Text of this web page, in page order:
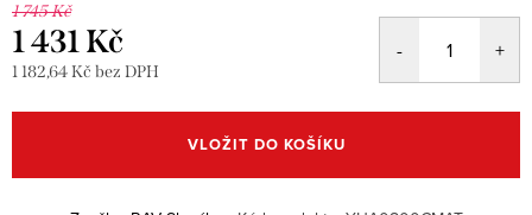
1 745 Kč
1 431 Kč
1 182,64 Kč bez DPH
cena:
VLOŽIT DO KOŠÍKU